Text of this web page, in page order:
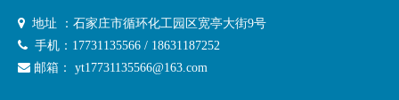
 地址 ：石家庄市循环化工园区宽亭大街9号
 手机：17731135566 / 18631187252
 邮箱： yt17731135566@163.com